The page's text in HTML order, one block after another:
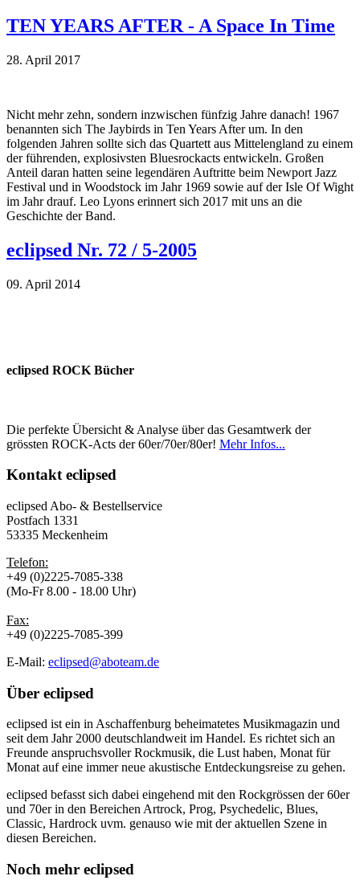
TEN YEARS AFTER - A Space In Time
28. April 2017
Nicht mehr zehn, sondern inzwischen fünfzig Jahre danach! 1967
benannten sich The Jaybirds in Ten Years After um. In den
folgenden Jahren sollte sich das Quartett aus Mittelengland zu einem
der führenden, explosivsten Bluesrockacts entwickeln. Großen
Anteil daran hatten seine legendären Auftritte beim Newport Jazz
Festival und in Woodstock im Jahr 1969 sowie auf der Isle Of Wight
im Jahr drauf. Leo Lyons erinnert sich 2017 mit uns an die
Geschichte der Band.
eclipsed Nr. 72 / 5-2005
09. April 2014
eclipsed ROCK Bücher
Die perfekte Übersicht & Analyse über das Gesamtwerk der
grössten ROCK-Acts der 60er/70er/80er! Mehr Infos...
Kontakteclipsed
eclipsed Abo- & Bestellservice
Postfach 1331
53335 Meckenheim
Telefon:
+49 (0)2225-7085-338
(Mo-Fr 8.00 - 18.00 Uhr)
Fax:
+49 (0)2225-7085-399
E-Mail: eclipsed@aboteam.de
Über eclipsed
eclipsed ist ein in Aschaffenburg beheimatetes Musikmagazin und
seit dem Jahr 2000 deutschlandweit im Handel. Es richtet sich an
Freunde anspruchsvoller Rockmusik, die Lust haben, Monat für
Monat auf eine immer neue akustische Entdeckungsreise zu gehen.
eclipsed befasst sich dabei eingehend mit den Rockgrössen der 60er
und 70er in den Bereichen Artrock, Prog, Psychedelic, Blues,
Classic, Hardrock uvm. genauso wie mit der aktuellen Szene in
diesen Bereichen.
Noch mehr eclipsed